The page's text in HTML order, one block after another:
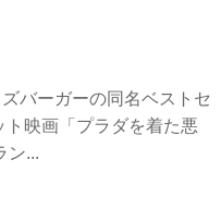
バーガーの同名ベストセ
映画「プラダを着た悪
ン...